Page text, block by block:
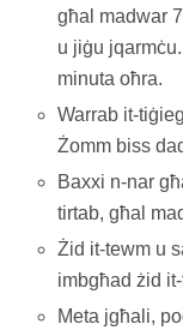
għal madwar
u jiġu
minuta oħra.
Warrab it-
Żomm biss
Baxxi n-nar
tirtab, għal
Żid it-tewm u
imbgħad żid
Meta jgħali,